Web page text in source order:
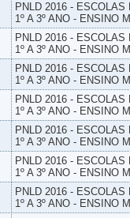
PNLD 2016 -
1º A 3º ANO - ENSINO
PNLD 2016 -
1º A 3º ANO - ENSINO
PNLD 2016 -
1º A 3º ANO - ENSINO
PNLD 2016 -
1º A 3º ANO - ENSINO
PNLD 2016 -
1º A 3º ANO - ENSINO
PNLD 2016 -
1º A 3º ANO - ENSINO
PNLD 2016 -
1º A 3º ANO - ENSINO